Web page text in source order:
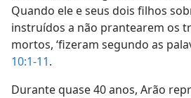
Quando ele e seus dois filhos
instruídos a não prantearem os
mortos, ‘fizeram segundo as
10:1-11.
Durante quase 40 anos, Arão